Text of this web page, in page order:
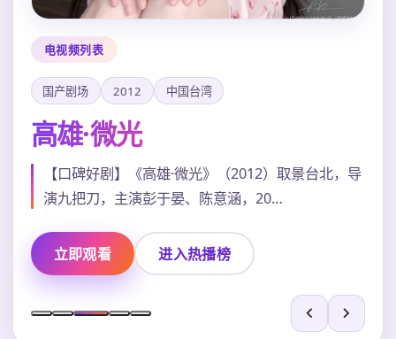
电视频列表
国产剧场 2012 中国台湾
高雄·微光
【口碑好剧】《高雄·微光》（2012）取景台北，导
演九把刀，主演彭于晏、陈意涵，20…
立即观看 进入热播榜